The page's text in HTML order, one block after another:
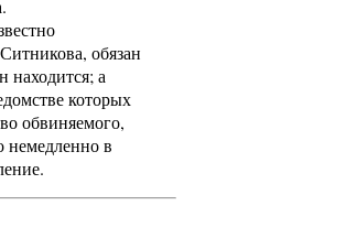
обязан
находится; а
которых
обвиняемого,
немедленно в